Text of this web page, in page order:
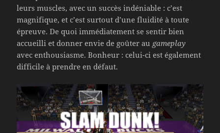
leurs muscles, avec un succès indéniable : c’est
magnifique, et c’est surtout d’une fluidité à toute
épreuve. De quoi immédiatement se sentir bien
accueilli et donner envie de goûter au gameplay
avec enthousiasme. Bonheur : celui-ci est également
difficile à prendre en défaut.